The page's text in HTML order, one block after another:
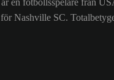
en fotbollsspelare från
Nashville SC.